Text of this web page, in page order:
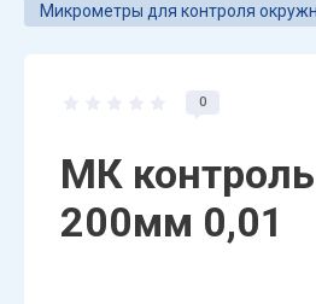
Микрометры для контроля
0
МК
200мм 0,01